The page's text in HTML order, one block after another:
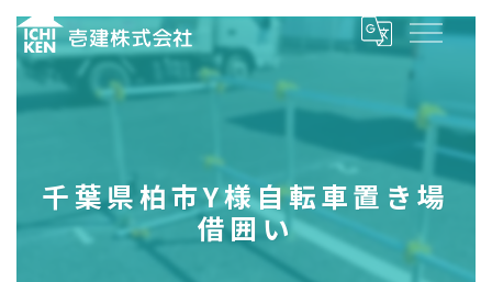
千葉県柏市Y様自転車置き場
借囲い